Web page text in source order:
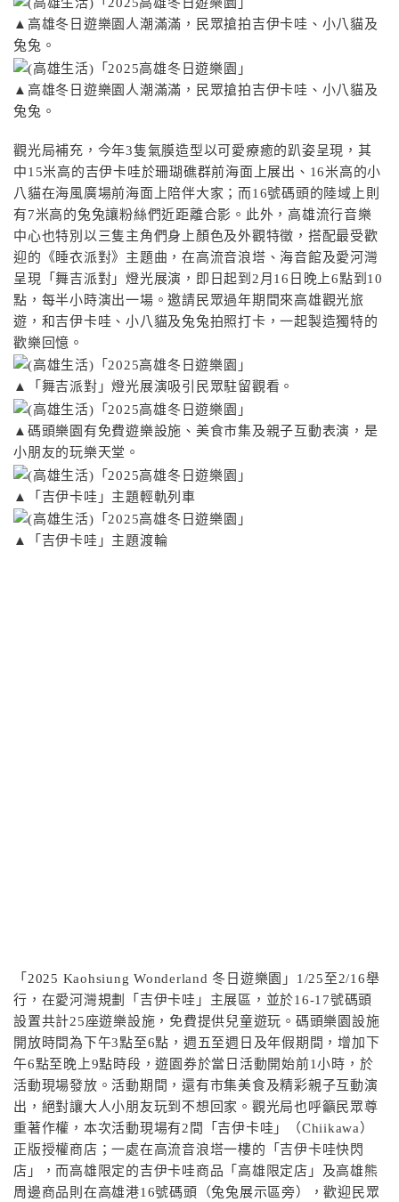
▲高雄冬日遊樂園人潮滿滿，民眾搶拍吉伊卡哇、小八貓及
兔兔。
▲高雄冬日遊樂園人潮滿滿，民眾搶拍吉伊卡哇、小八貓及
兔兔。
觀光局補充，今年3隻氣膜造型以可愛療癒的趴姿呈現，其
中15米高的吉伊卡哇於珊瑚礁群前海面上展出、16米高的小
八貓在海風廣場前海面上陪伴大家；而16號碼頭的陸域上則
有7米高的兔兔讓粉絲們近距離合影。此外，高雄流行音樂
中心也特別以三隻主角們身上顏色及外觀特徵，搭配最受歡
迎的《睡衣派對》主題曲，在高流音浪塔、海音館及愛河灣
呈現「舞吉派對」燈光展演，即日起到2月16日晚上6點到10
點，每半小時演出一場。邀請民眾過年期間來高雄觀光旅
遊，和吉伊卡哇、小八貓及兔兔拍照打卡，一起製造獨特的
歡樂回憶。
▲「舞吉派對」燈光展演吸引民眾駐留觀看。
▲碼頭樂園有免費遊樂設施、美食市集及親子互動表演，是
小朋友的玩樂天堂。
▲「吉伊卡哇」主題輕軌列車
▲「吉伊卡哇」主題渡輪
「2025 Kaohsiung Wonderland 冬日遊樂園」1/25至2/16舉
行，在愛河灣規劃「吉伊卡哇」主展區，並於16-17號碼頭
設置共計25座遊樂設施，免費提供兒童遊玩。碼頭樂園設施
開放時間為下午3點至6點，週五至週日及年假期間，增加下
午6點至晚上9點時段，遊園券於當日活動開始前1小時，於
活動現場發放。活動期間，還有市集美食及精彩親子互動演
出，絕對讓大人小朋友玩到不想回家。觀光局也呼籲民眾尊
重著作權，本次活動現場有2間「吉伊卡哇」（Chiikawa）
正版授權商店；一處在高流音浪塔一樓的「吉伊卡哇快閃
店」，而高雄限定的吉伊卡哇商品「高雄限定店」及高雄熊
周邊商品則在高雄港16號碼頭（兔兔展示區旁），歡迎民眾